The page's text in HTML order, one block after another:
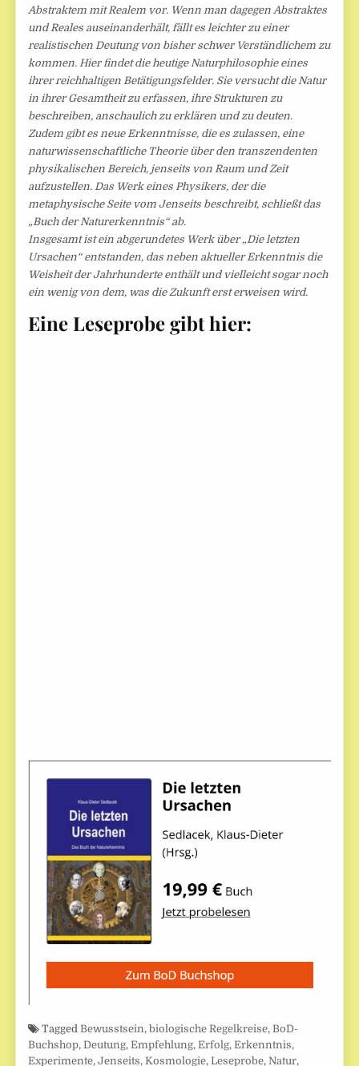
Abstraktem mit Realem vor. Wenn man dagegen Abstraktes
und Reales auseinanderhält, fällt es leichter zu einer
realistischen Deutung von bisher schwer Verständlichem zu
kommen. Hier findet die heutige Naturphilosophie eines
ihrer reichhaltigen Betätigungsfelder. Sie versucht die Natur
in ihrer Gesamtheit zu erfassen, ihre Strukturen zu
beschreiben, anschaulich zu erklären und zu deuten.
Zudem gibt es neue Erkenntnisse, die es zulassen, eine
naturwissenschaftliche Theorie über den transzendenten
physikalischen Bereich, jenseits von Raum und Zeit
aufzustellen. Das Werk eines Physikers, der die
metaphysische Seite vom Jenseits beschreibt, schließt das
„Buch der Naturerkenntnis“ ab.
Insgesamt ist ein abgerundetes Werk über „Die letzten
Ursachen“ entstanden, das neben aktueller Erkenntnis die
Weisheit der Jahrhunderte enthält und vielleicht sogar noch
ein wenig von dem, was die Zukunft erst erweisen wird.
Eine Leseprobe gibt hier:
TaggedBewusstsein,biologische Regelkreise,BoD-
Buchshop,Deutung,Empfehlung,Erfolg,Erkenntnis,
Experimente,Jenseits,Kosmologie,Leseprobe,Natur,